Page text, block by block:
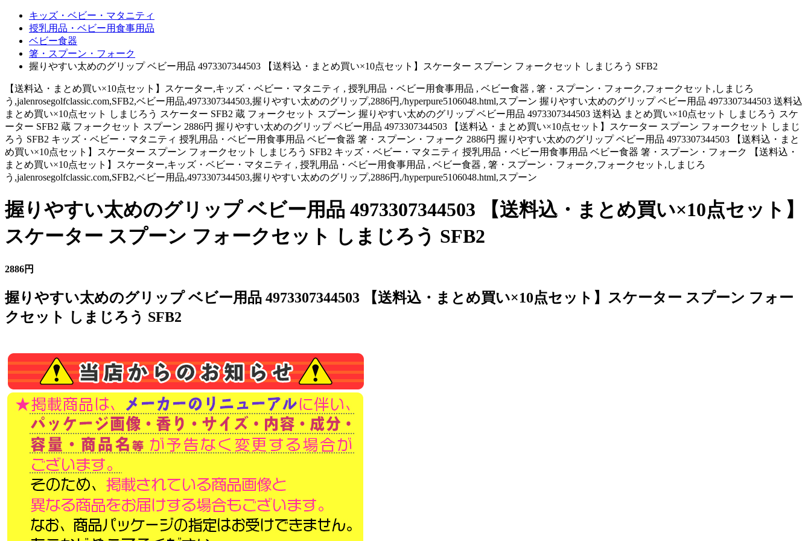
キッズ・ベビー・マタニティ
授乳用品・ベビー用食事用品
ベビー食器
箸・スプーン・フォーク
握りやすい太めのグリップ ベビー用品 4973307344503 【送料込・まとめ買い×10点セット】スケーター スプーン フォークセット しまじろう SFB2
【送料込・まとめ買い×10点セット】スケーター,キッズ・ベビー・マタニティ , 授乳用品・ベビー用食事用品 , ベビー食器 , 箸・スプーン・フォーク,フォークセット,しまじろ
う,jalenrosegolfclassic.com,SFB2,ベビー用品,4973307344503,握りやすい太めのグリップ,2886円,/hyperpure5106048.html,スプーン 握りやすい太めのグリップ ベビー用品 4973307344503 送料込
まとめ買い×10点セット しまじろう スケーター SFB2 蔵 フォークセット スプーン 握りやすい太めのグリップ ベビー用品 4973307344503 送料込 まとめ買い×10点セット しまじろう スケ
ーター SFB2 蔵 フォークセット スプーン 2886円 握りやすい太めのグリップ ベビー用品 4973307344503 【送料込・まとめ買い×10点セット】スケーター スプーン フォークセット しまじ
ろう SFB2 キッズ・ベビー・マタニティ 授乳用品・ベビー用食事用品 ベビー食器 箸・スプーン・フォーク 2886円 握りやすい太めのグリップ ベビー用品 4973307344503 【送料込・まと
め買い×10点セット】スケーター スプーン フォークセット しまじろう SFB2 キッズ・ベビー・マタニティ 授乳用品・ベビー用食事用品 ベビー食器 箸・スプーン・フォーク 【送料込・
まとめ買い×10点セット】スケーター,キッズ・ベビー・マタニティ , 授乳用品・ベビー用食事用品 , ベビー食器 , 箸・スプーン・フォーク,フォークセット,しまじろ
う,jalenrosegolfclassic.com,SFB2,ベビー用品,4973307344503,握りやすい太めのグリップ,2886円,/hyperpure5106048.html,スプーン
握りやすい太めのグリップ ベビー用品 4973307344503 【送料込・まとめ買い×10点セット】
スケーター スプーン フォークセット しまじろう SFB2
2886円
握りやすい太めのグリップ ベビー用品 4973307344503 【送料込・まとめ買い×10点セット】スケーター スプーン フォー
クセット しまじろう SFB2